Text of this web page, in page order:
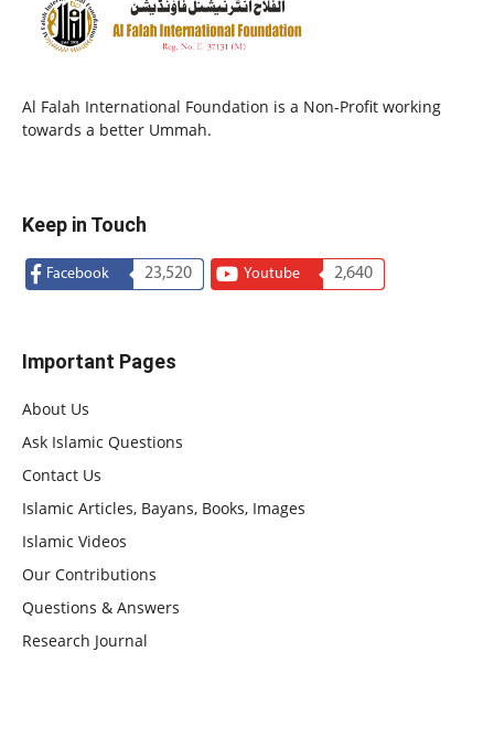
Al Falah International Foundation is a Non-Profit working
towards a better Ummah.
Keep in Touch
Facebook 23,520 Youtube 2,640
Important Pages
About Us
Ask Islamic Questions
Contact Us
Islamic Articles, Bayans, Books, Images
Islamic Videos
Our Contributions
Questions & Answers
Research Journal